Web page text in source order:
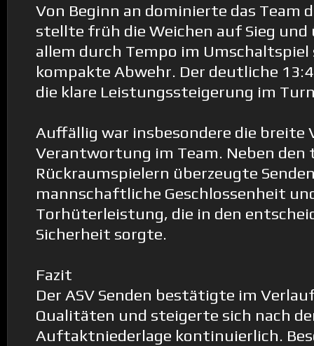
Von Beginn an dominierte das Team
stellte früh die Weichen auf Sieg und
allem durch Tempo im Umschaltspiel
kompakte Abwehr. Der deutliche
die klare Leistungssteigerung im
Auffällig war insbesondere die breite
Verantwortung im Team. Neben den
Rückraumspielern überzeugte
mannschaftliche Geschlossenheit
Torhüterleistung, die in den
Sicherheit sorgte.
Fazit
Der ASV Senden bestätigte im
Qualitäten und steigerte sich nach
Auftaktniederlage kontinuierlich.